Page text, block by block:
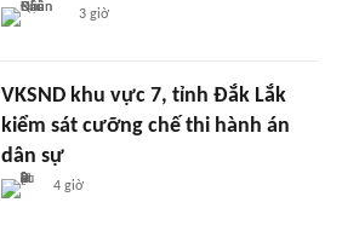
3 giờ
VKSND khu vực 7, tỉnh Đắk Lắk
kiểm sát cưỡng chế thi hành án
dân sự
4 giờ